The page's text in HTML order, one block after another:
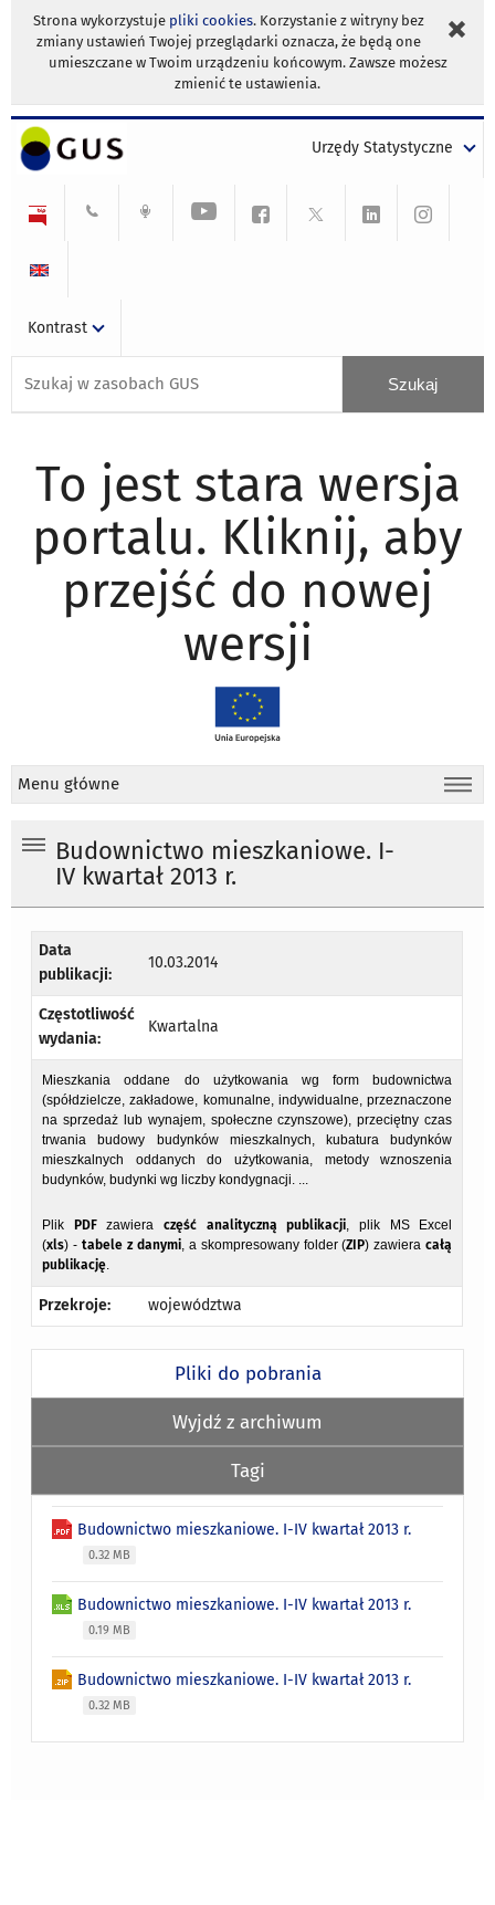
Strona wykorzystuje pliki cookies. Korzystanie z witryny bez
zmiany ustawień Twojej przeglądarki oznacza, że będą one
umieszczane w Twoim urządzeniu końcowym. Zawsze możesz
zmienić te ustawienia.
Urzędy Statystyczne
Kontrast
To jest stara wersja
portalu. Kliknij, aby
przejść do nowej
wersji
Menu główne
Budownictwo mieszkaniowe. I-
IV kwartał 2013 r.
Data
publikacji:
10.03.2014
Częstotliwość
wydania:
Kwartalna
Mieszkania oddane do użytkowania wg form budownictwa
(spółdzielcze, zakładowe, komunalne, indywidualne, przeznaczone
na sprzedaż lub wynajem, społeczne czynszowe), przeciętny czas
trwania budowy budynków mieszkalnych, kubatura budynków
mieszkalnych oddanych do użytkowania, metody wznoszenia
budynków, budynki wg liczby kondygnacji. ...
Plik PDFzawieraczęść analityczną publikacji , plik MS Excel
(xls) - tabele z danymi, a skompresowany folder (ZIP) zawieracałą
publikację
Przekroje: województwa
Pliki do pobrania
Wyjdź z archiwum
Tagi
Budownictwo mieszkaniowe. I-IV kwartał 2013 r.
0.32 MB
Budownictwo mieszkaniowe. I-IV kwartał 2013 r.
0.19 MB
Budownictwo mieszkaniowe. I-IV kwartał 2013 r.
0.32 MB